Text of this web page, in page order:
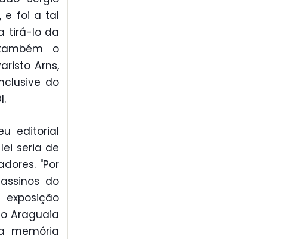
e foi a tal
tirá-lo da
o
Arns,
do
editorial
seria de
"Por
do
Araguaia
memória